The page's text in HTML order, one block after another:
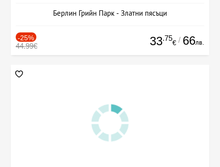
Берлин Грийн Парк - Златни пясъци
-25%
44.99€ 33.75
€ / 66лв.